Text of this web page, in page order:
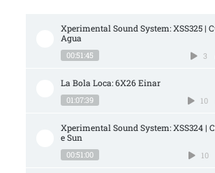
Xperimental Sound System: XSS325 |
Agua
00:51:45 3
La Bola Loca: 6X26 Einar
01:07:39 10
Xperimental Sound System: XSS324 |
e Sun
00:51:00 10